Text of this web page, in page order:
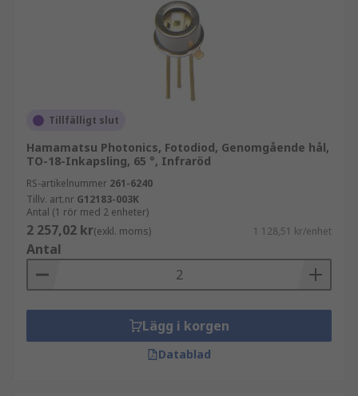
Tillfälligt slut
Hamamatsu Photonics, Fotodiod, Genomgående hål,
TO-18-Inkapsling, 65 °, Infraröd
RS-artikelnummer 261-6240
Tillv. art.nr G12183-003K
Antal (1 rör med 2 enheter)
2 257,02 kr(exkl. moms) 1 128,51 kr/enhet
Antal
Lägg i korgen
Datablad